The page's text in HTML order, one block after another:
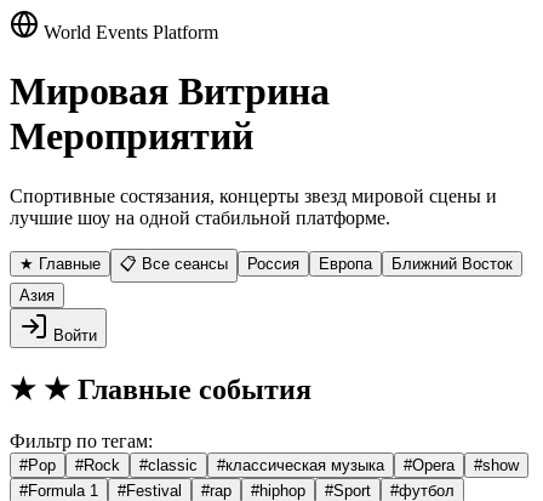
World Events Platform
Мировая Витрина
Мероприятий
Спортивные состязания, концерты звезд мировой сцены и
лучшие шоу на одной стабильной платформе.
★ Главные 📋 Все сеансы Россия Европа
Ближний Восток
Азия
Войти
★ ★ Главные события
Фильтр по тегам:
#Pop #Rock #classic #классическая музыка #Opera #show
#Formula 1 #Festival #rap #hiphop #Sport #футбол